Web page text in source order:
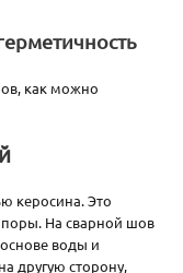
как можно
керосина. Это
На сварной шов
воды и
другую сторону,